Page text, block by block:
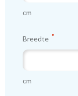
kindergordijnen
cm
Breedte
cm